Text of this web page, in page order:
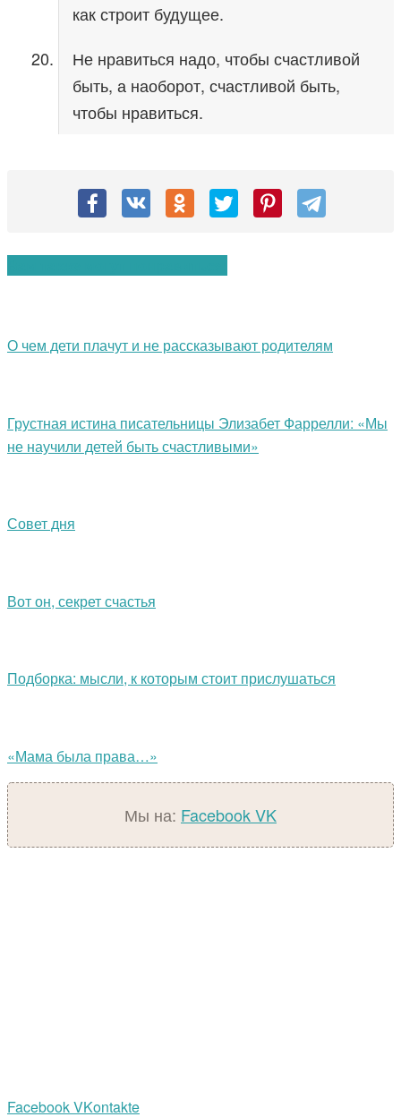
как строит будущее.
Не нравиться надо, чтобы счастливой
быть, а наоборот, счастливой быть,
чтобы нравиться.
О чем дети плачут и не рассказывают родителям
Грустная истина писательницы Элизабет Фаррелли: «Мы
не научили детей быть счастливыми»
Совет дня
Вот он, секрет счастья
Подборка: мысли, к которым стоит прислушаться
«Мама была права…»
Мы на: FacebookVK
FacebookVKontakte